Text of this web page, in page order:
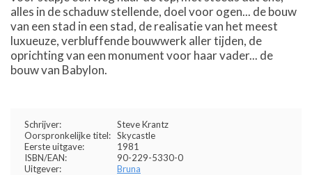
alles in de schaduw stellende, doel voor ogen... de bouw
van een stad in een stad, de realisatie van het meest
luxueuze, verbluffende bouwwerk aller tijden, de
oprichting van een monument voor haar vader... de
bouw van Babylon.
Schrijver:
Steve Krantz
Oorspronkelijke titel: Skycastle
Eerste uitgave:
1981
ISBN/EAN:
90-229-5330-0
Uitgever:
Bruna